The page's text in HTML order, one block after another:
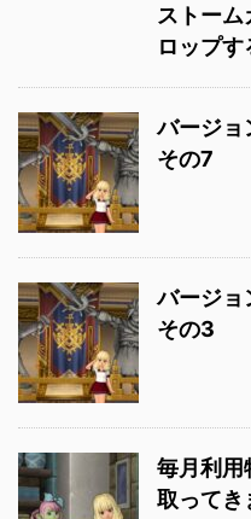
ストー
ロップ
バージョ
その7
バージョ
その3
毎月利用
取ってき